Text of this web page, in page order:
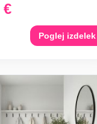
€
Poglej izdelek